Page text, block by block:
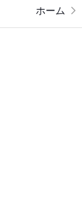
ホーム